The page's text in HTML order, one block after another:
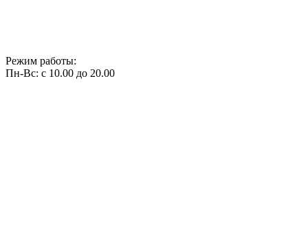
Режим работы:
Пн-Вс: с 10.00 до 20.00